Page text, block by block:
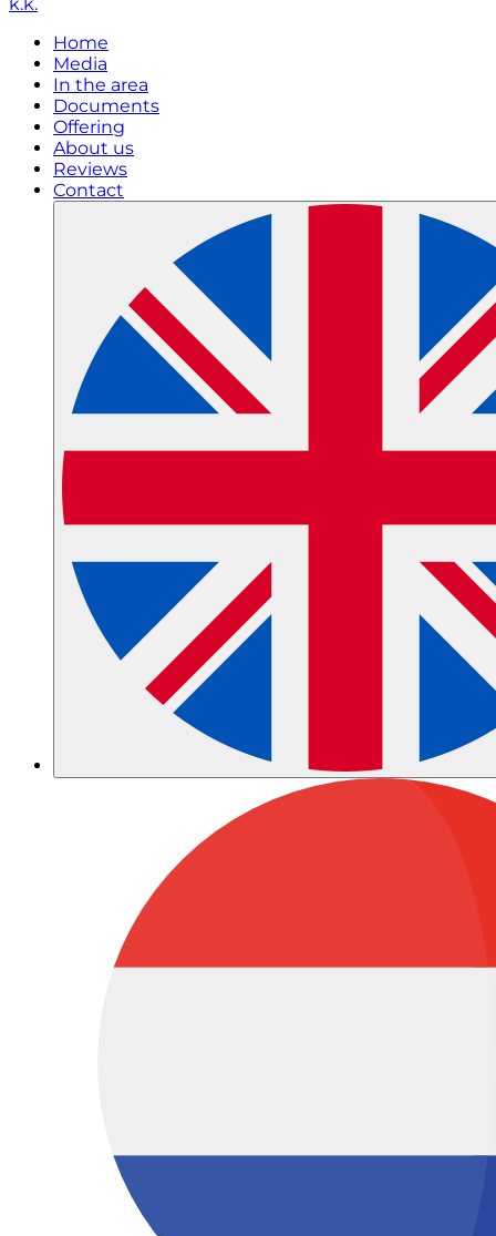
Home
Media
In the area
Documents
Offering
About us
Reviews
Contact